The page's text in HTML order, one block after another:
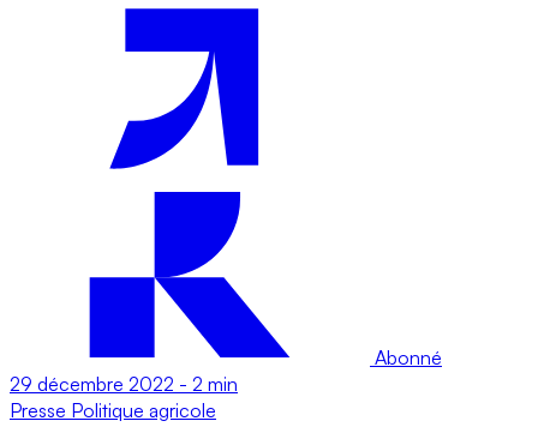
Abonné
29 décembre 2022 - 2 min
Presse Politique agricole